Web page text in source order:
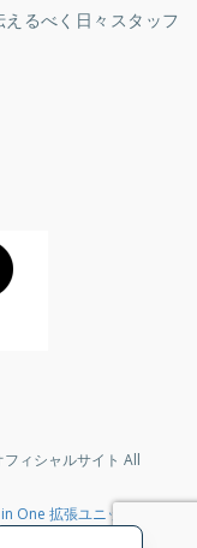
るべく日々スタッフ
ィシャルサイト All
One 拡張ユニット